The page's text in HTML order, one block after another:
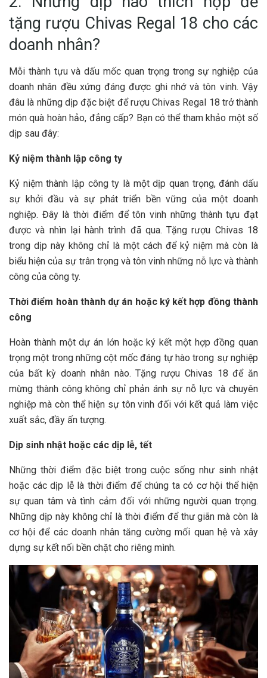
tặng rượu Chivas Regal 18 cho các
doanh nhân?
Mỗi thành tựu và dấu mốc quan trọng trong sự nghiệp của
doanh nhân đều xứng đáng được ghi nhớ và tôn vinh. Vậy
đâu là những dịp đặc biệt để rượu Chivas Regal 18 trở thành
món quà hoàn hảo, đẳng cấp? Bạn có thể tham khảo một số
dịp sau đây:
Kỷ niệm thành lập công ty
Kỷ niệm thành lập công ty là một dịp quan trọng, đánh dấu
sự khởi đầu và sự phát triển bền vững của một doanh
nghiệp. Đây là thời điểm để tôn vinh những thành tựu đạt
được và nhìn lại hành trình đã qua. Tặng rượu Chivas 18
trong dịp này không chỉ là một cách để kỷ niệm mà còn là
biểu hiện của sự trân trọng và tôn vinh những nỗ lực và thành
công của công ty.
Thời điểm hoàn thành dự án hoặc ký kết hợp đồng thành
công
Hoàn thành một dự án lớn hoặc ký kết một hợp đồng quan
trọng một trong những cột mốc đáng tự hào trong sự nghiệp
của bất kỳ doanh nhân nào. Tặng rượu Chivas 18 để ăn
mừng thành công không chỉ phản ánh sự nỗ lực và chuyên
nghiệp mà còn thể hiện sự tôn vinh đối với kết quả làm việc
xuất sắc, đầy ấn tượng.
Dịp sinh nhật hoặc các dịp lễ, tết
Những thời điểm đặc biệt trong cuộc sống như sinh nhật
hoặc các dịp lễ là thời điểm để chúng ta có cơ hội thể hiện
sự quan tâm và tình cảm đối với những người quan trọng.
Những dịp này không chỉ là thời điểm để thư giãn mà còn là
cơ hội để các doanh nhân tăng cường mối quan hệ và xây
dựng sự kết nối bền chặt cho riêng mình.